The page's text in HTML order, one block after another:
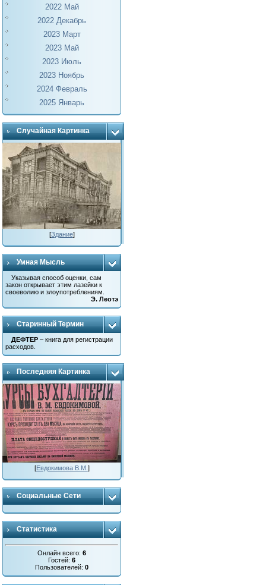
2022 Май
2022 Декабрь
2023 Март
2023 Май
2023 Июль
2023 Ноябрь
2024 Февраль
2025 Январь
Случайная Картинка
[Здание]
Умная Мысль
Указывая способ оценки, сам
закон открывает этим лазейки к
своеволию и злоупотреблениям.
Э. Леотэ
Старинный Термин
ДЕФТЕР – книга для регистрации
расходов.
Последняя Картинка
[Евдокимова В.М. ]
Социальные Сети
Статистика
Онлайн всего:6
Гостей:6
Пользователей:0